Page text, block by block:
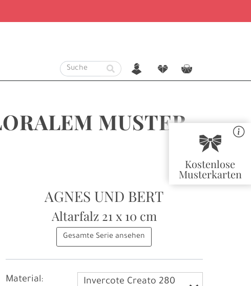
r
Kostenlose
Musterkarten
n f c
MUSTER
AGNES UND BERT
Altarfalz 21 x 10 cm
Gesamte Serie ansehen
Material:
Invercote Creato 280